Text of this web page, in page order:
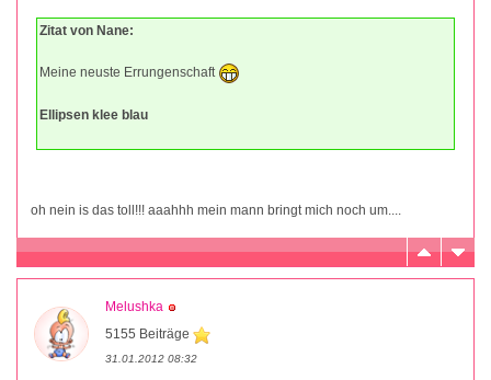
Zitat von Nane:
Meine neuste Errungenschaft
Ellipsen klee blau
oh nein is das toll!!! aaahhh mein mann bringt mich noch um....
Melushka
5155 Beiträge
31.01.2012 08:32